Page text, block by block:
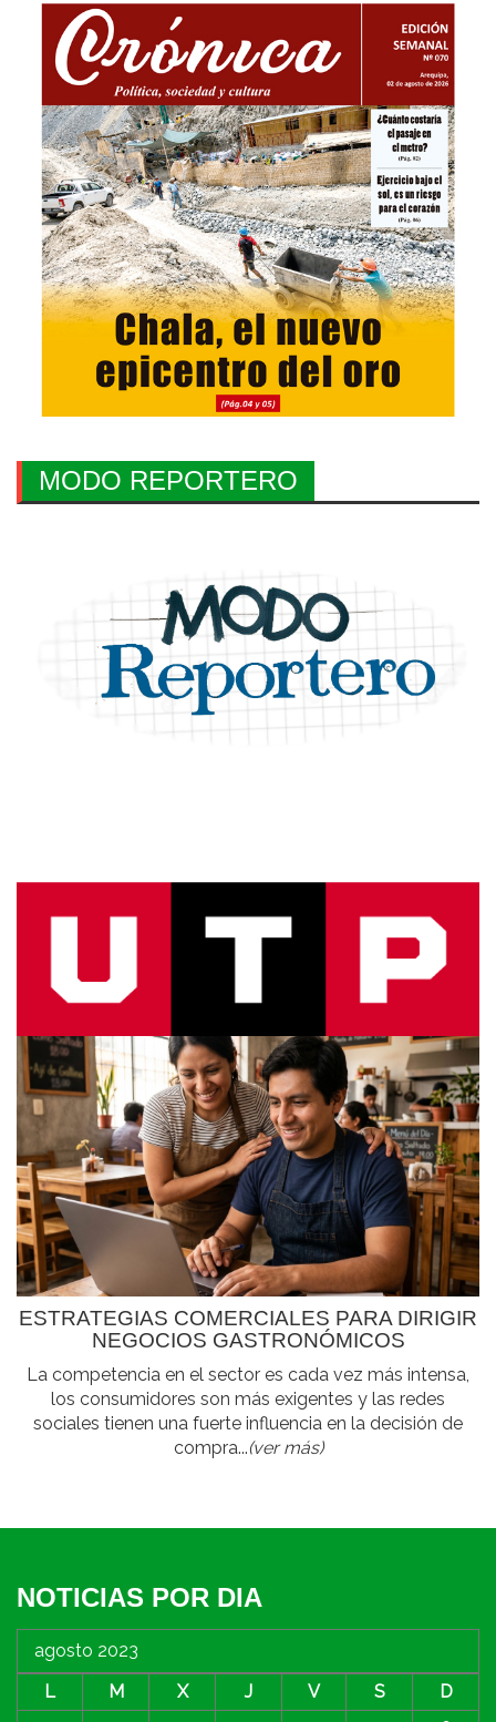
MODO REPORTERO
ESTRATEGIAS COMERCIALES PARA DIRIGIR
NEGOCIOS GASTRONÓMICOS
La competencia en el sector es cada vez más intensa,
los consumidores son más exigentes y las redes
sociales tienen una fuerte influencia en la decisión de
compra...(ver más)
NOTICIAS POR DIA
agosto 2023
L
M X J V S
D